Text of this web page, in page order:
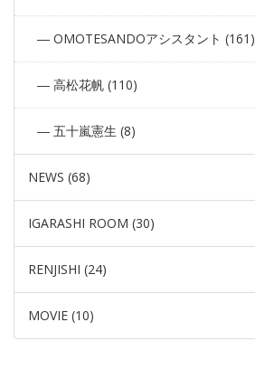
OMOTESANDOアシスタント (161)
高松花帆 (110)
五十嵐憲生 (8)
NEWS (68)
IGARASHI ROOM (30)
RENJISHI (24)
MOVIE (10)